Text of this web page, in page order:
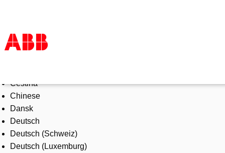
Products & Solutions
Industries
Services
About us
Where to buy
Contact us
Čeština
Chinese
Dansk
Deutsch
Deutsch (Schweiz)
Deutsch (Luxemburg)